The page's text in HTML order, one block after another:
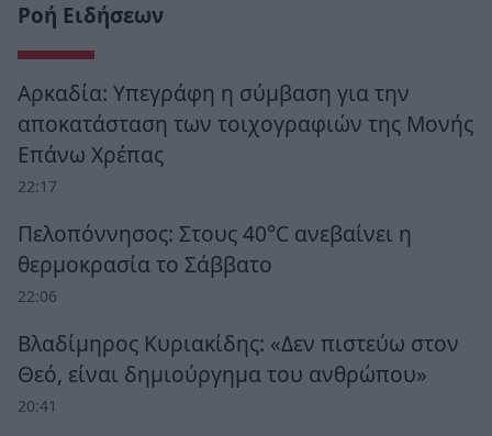
Ροή Ειδήσεων
Αρκαδία: Υπεγράφη η σύμβαση για την
αποκατάσταση των τοιχογραφιών της Μονής
Επάνω Χρέπας
22:17
Πελοπόννησος: Στους 40°C ανεβαίνει η
θερμοκρασία το Σάββατο
22:06
Βλαδίμηρος Κυριακίδης: «Δεν πιστεύω στον
Θεό, είναι δημιούργημα του ανθρώπου»
20:41